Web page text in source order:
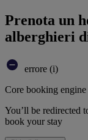
Prenota un
alberghieri
errore (i)
Core booking engine
You’ll be redirected
book your stay